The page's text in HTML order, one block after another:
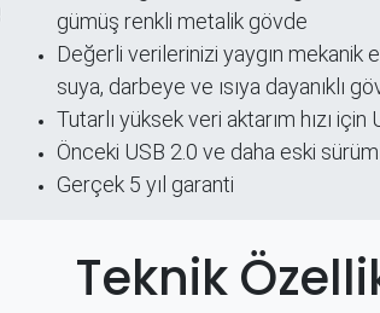
gümüş renkli metalik gövde
Değerli verilerinizi yaygın mekanik
suya, darbeye ve ısıya dayanıklı
Tutarlı yüksek veri aktarım hızı için
Önceki USB 2.0 ve daha eski
Gerçek 5 yıl garanti
Teknik